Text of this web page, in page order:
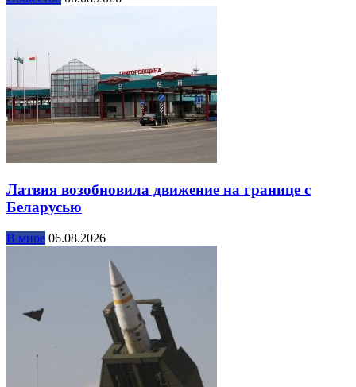
Латвия возобновила движение на границе с
Беларусью
В мире 06.08.2026